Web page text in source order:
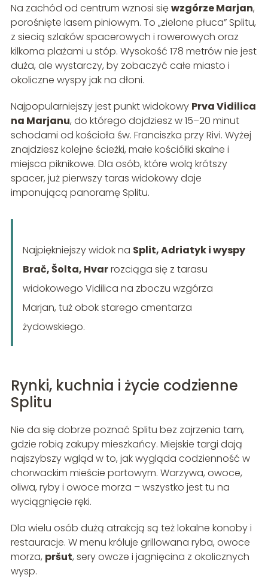
Na zachód od centrum wznosi sięwzgórze Marjan,
porośnięte lasem piniowym. To „zielone płuca” Splitu,
z siecią szlaków spacerowych i rowerowych oraz
kilkoma plażami u stóp. Wysokość 178 metrów nie jest
duża, ale wystarczy, by zobaczyć całe miasto i
okoliczne wyspy jak na dłoni.
Najpopularniejszy jest punkt widokowy Prva Vidilica
na Marjanu, do którego dojdziesz w 15–20 minut
schodami od kościoła św. Franciszka przy Rivi. Wyżej
znajdziesz kolejne ścieżki, małe kościółki skalne i
miejsca piknikowe. Dla osób, które wolą krótszy
spacer, już pierwszy taras widokowy daje
imponującą panoramę Splitu.
Najpiękniejszy widok na Split, Adriatyk i wyspy
Brač, Šolta, Hvarrozciąga się z tarasu
widokowego Vidilica na zboczu wzgórza
Marjan, tuż obok starego cmentarza
żydowskiego.
Rynki, kuchnia i życie codzienne
Splitu
Nie da się dobrze poznać Splitu bez zajrzenia tam,
gdzie robią zakupy mieszkańcy. Miejskie targi dają
najszybszy wgląd w to, jak wygląda codzienność w
chorwackim mieście portowym. Warzywa, owoce,
oliwa, ryby i owoce morza – wszystko jest tu na
wyciągnięcie ręki.
Dla wielu osób dużą atrakcją są też lokalne konoby i
restauracje. W menu króluje grillowana ryba, owoce
morza, pršut, sery owcze i jagnięcina z okolicznych
wysp.